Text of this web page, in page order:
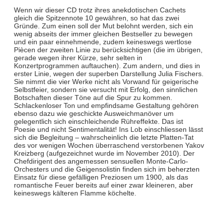
Wenn wir dieser CD trotz ihres anekdotischen Cachets
gleich die Spitzennote 10 gewähren, so hat das zwei
Gründe. Zum einen soll der Mut belohnt werden, sich ein
wenig abseits der immer gleichen Bestseller zu bewegen
und ein paar einnehmende, zudem keineswegs wertlose
Piècen der zweiten Linie zu berücksichtigen (die im übrigen,
gerade wegen ihrer Kürze, sehr selten in
Konzertprogrammen auftauchen). Zum andern, und dies in
erster Linie, wegen der superben Darstellung Julia Fischers.
Sie nimmt die vier Werke nicht als Vorwand für geigerische
Selbstfeier, sondern sie versucht mit Erfolg, den sinnlichen
Botschaften dieser Töne auf die Spur zu kommen.
Schlackenloser Ton und empfindsame Gestaltung gehören
ebenso dazu wie geschickte Ausweichmanöver um
gelegentlich sich einschleichende Rühreffekte. Das ist
Poesie und nicht Sentimentalität! Ins Lob einschliessen lässt
sich die Begleitung – wahrscheinlich die letzte Platten-Tat
des vor wenigen Wochen überraschend verstorbenen Yakov
Kreizberg (aufgezeichnet wurde im November 2010). Der
Chefdirigent des angemessen sensuellen Monte-Carlo-
Orchesters und die Geigensolistin finden sich im beherzten
Einsatz für diese gefälligen Preziosen um 1900, als das
romantische Feuer bereits auf einer zwar kleineren, aber
keineswegs kälteren Flamme köchelte.